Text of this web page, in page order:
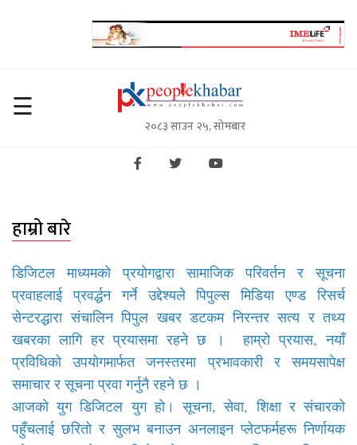
☰ २०८३ साउन २५, सोमबार
गृहपृष्ठ
अन्तर्वार्ता
सरकार
अर्थतन्त्र
प्रवास
अन्य
स्वास्थ्य
हाम्रो बारे
डिजिटल माध्यमको प्रयोगद्वारा सामाजिक परिवर्तन र सूचना
प्रवाहलाई प्रवर्द्धन गर्ने उद्देश्यले पिपुल्स मिडिया एण्ड रिसर्च
सेन्टरद्धारा संचालिन पिपुल खबर डटकम निरन्तर सत्य र तथ्य
खबरका लागि हर प्रयासमा रहने छ । हाम्रो प्रयास, नयाँ
प्रविधिको उपयोगमार्फत जनस्तरमा प्रभावकारी र समयसापेक्ष
समाचार र सूचना प्रवा गर्नुनै रहने छ ।
आजको युग डिजिटल युग हो। सूचना, सेवा, शिक्षा र संचारको
पहुँचलाई छरितो र सुलभ बनाउन अनलाइन प्लेटफर्महरू निर्णायक